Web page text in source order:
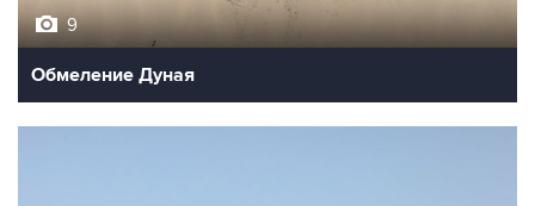
9
Обмеление Дуная